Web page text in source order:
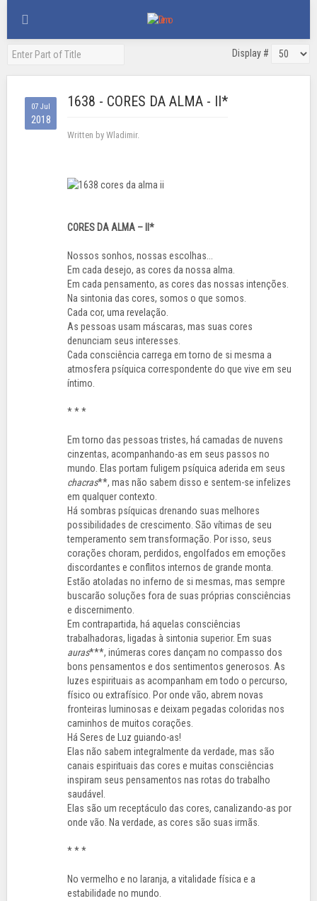
Display #
07 Jul
2018
1638 - CORES DA ALMA - II*
Written by Wladimir.
CORES DA ALMA – II*
Nossos sonhos, nossas escolhas...
Em cada desejo, as cores da nossa alma.
Em cada pensamento, as cores das nossas intenções.
Na sintonia das cores, somos o que somos.
Cada cor, uma revelação.
As pessoas usam máscaras, mas suas cores
denunciam seus interesses.
Cada consciência carrega em torno de si mesma a
atmosfera psíquica correspondente do que vive em seu
íntimo.
* * *
Em torno das pessoas tristes, há camadas de nuvens
cinzentas, acompanhando-as em seus passos no
mundo. Elas portam fuligem psíquica aderida em seus
chacras**, mas não sabem disso e sentem-se infelizes
em qualquer contexto.
Há sombras psíquicas drenando suas melhores
possibilidades de crescimento. São vítimas de seu
temperamento sem transformação. Por isso, seus
corações choram, perdidos, engolfados em emoções
discordantes e conflitos internos de grande monta.
Estão atoladas no inferno de si mesmas, mas sempre
buscarão soluções fora de suas próprias consciências
e discernimento.
Em contrapartida, há aquelas consciências
trabalhadoras, ligadas à sintonia superior. Em suas
auras***, inúmeras cores dançam no compasso dos
bons pensamentos e dos sentimentos generosos. As
luzes espirituais as acompanham em todo o percurso,
físico ou extrafísico. Por onde vão, abrem novas
fronteiras luminosas e deixam pegadas coloridas nos
caminhos de muitos corações.
Há Seres de Luz guiando-as!
Elas não sabem integralmente da verdade, mas são
canais espirituais das cores e muitas consciências
inspiram seus pensamentos nas rotas do trabalho
saudável.
Elas são um receptáculo das cores, canalizando-as por
onde vão. Na verdade, as cores são suas irmãs.
* * *
No vermelho e no laranja, a vitalidade física e a
estabilidade no mundo.